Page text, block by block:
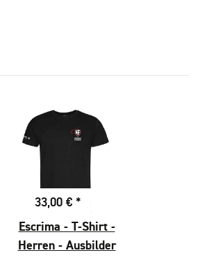
33,00 € *
Escrima - T-Shirt -
Herren - Ausbilder